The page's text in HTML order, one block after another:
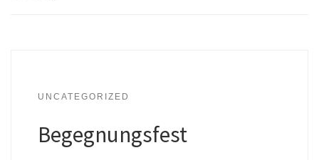
UNCATEGORIZED
Begegnungsfest